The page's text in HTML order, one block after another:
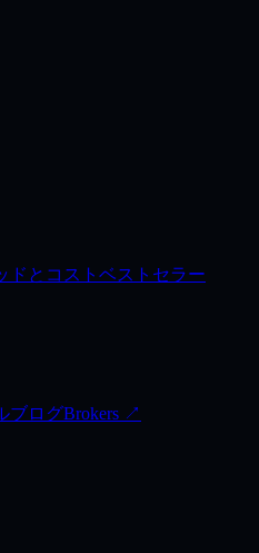
ドとコスト ベストセラー
ブログBrokers ↗